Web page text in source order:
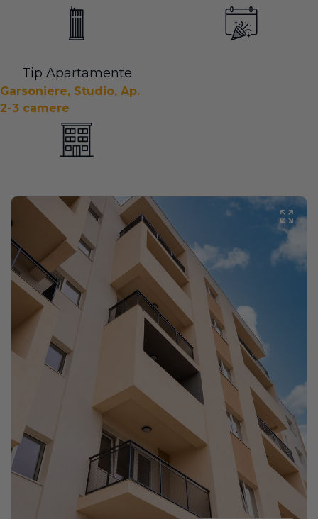
Tip Apartamente
Garsoniere, Studio, Ap.
2-3 camere